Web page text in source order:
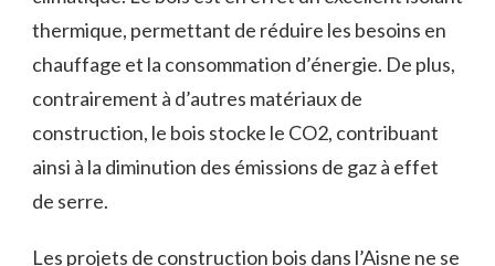
thermique, permettant de réduire ⁣les besoins en
chauffage et⁣ la consommation d’énergie. De⁤ plus,
contrairement à d’autres matériaux de
construction, le bois stocke le CO2, contribuant
ainsi à la diminution des‌ émissions de gaz à effet
de serre.
Les projets de construction bois dans l’Aisne ne se